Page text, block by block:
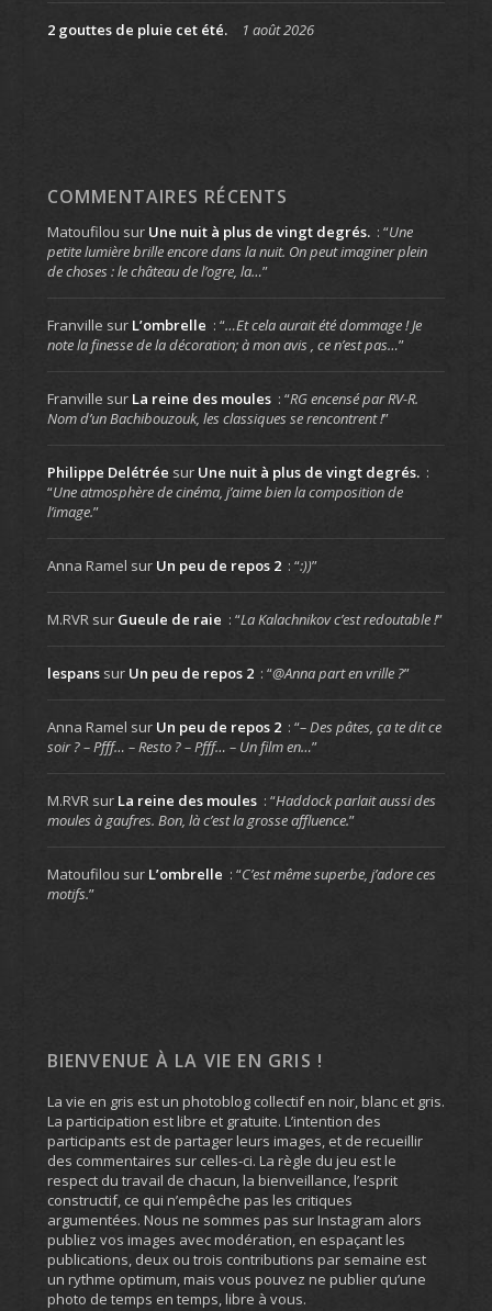
2 gouttes de pluie cet été. 1 août 2026
COMMENTAIRES RÉCENTS
Matoufilou sur Une nuit à plus de vingt degrés. : “Une
petite lumière brille encore dans la nuit. On peut imaginer plein
de choses : le château de l’ogre, la…”
Franville sur L’ombrelle : “…Et cela aurait été dommage ! Je
note la finesse de la décoration; à mon avis , ce n’est pas…”
Franville sur La reine des moules : “RG encensé par RV-R.
Nom d’un Bachibouzouk, les classiques se rencontrent !”
Philippe Delétrée sur Une nuit à plus de vingt degrés. :
“Une atmosphère de cinéma, j’aime bien la composition de
l’image.”
Anna Ramel sur Un peu de repos 2 : “:))”
M.RVRsur Gueule de raie : “La Kalachnikov c’est redoutable !”
lespanssur Un peu de repos 2 : “@Anna part en vrille ?”
Anna Ramel sur Un peu de repos 2 : “– Des pâtes, ça te dit ce
soir ? – Pfff… – Resto ? – Pfff… – Un film en…”
M.RVRsur La reine des moules : “Haddock parlait aussi des
moules à gaufres. Bon, là c’est la grosse affluence.”
Matoufilou sur L’ombrelle : “C’est même superbe, j’adore ces
motifs.”
BIENVENUE À LA VIE EN GRIS !
La vie en gris est un photoblog collectif en noir, blanc et gris.
La participation est libre et gratuite. L’intention des
participants est de partager leurs images, et de recueillir
des commentaires sur celles-ci. La règle du jeu est le
respect du travail de chacun, la bienveillance, l’esprit
constructif, ce qui n’empêche pas les critiques
argumentées. Nous ne sommes pas sur Instagram alors
publiez vos images avec modération, en espaçant les
publications, deux ou trois contributions par semaine est
un rythme optimum, mais vous pouvez ne publier qu’une
photo de temps en temps, libre à vous.